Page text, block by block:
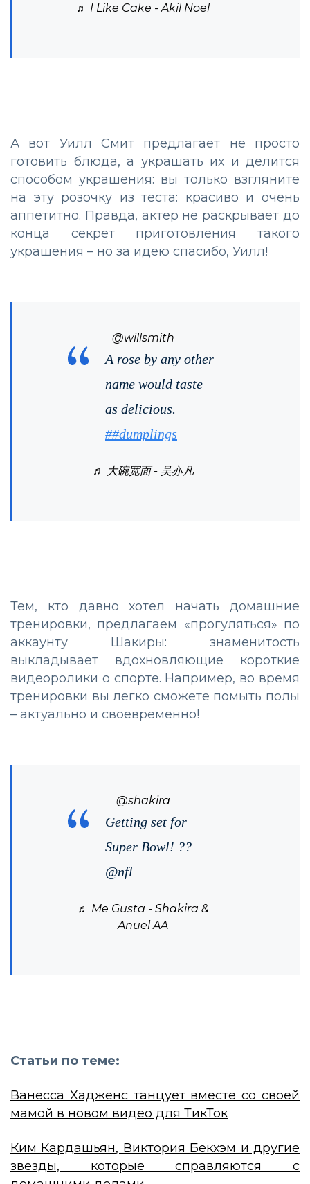
♬ I Like Cake - Akil Noel
А вот Уилл Смит предлагает не просто
готовить блюда, а украшать их и делится
способом украшения: вы только взгляните
на эту розочку из теста: красиво и очень
аппетитно. Правда, актер не раскрывает до
конца секрет приготовления такого
украшения – но за идею спасибо, Уилл!
@willsmith
A rose by any other
name would taste
as delicious.
##dumplings
♬ 大碗宽面 - 吴亦凡
Тем, кто давно хотел начать домашние
тренировки, предлагаем «прогуляться» по
аккаунту Шакиры: знаменитость
выкладывает вдохновляющие короткие
видеоролики о спорте. Например, во время
тренировки вы легко сможете помыть полы
– актуально и своевременно!
@shakira
Getting set for
Super Bowl! ??
@nfl
♬ Me Gusta - Shakira &
Anuel AA
Статьи по теме:
Ванесса Хадженс танцует вместе со своей
мамой в новом видео для ТикТок
Ким Кардашьян, Виктория Бекхэм и другие
звезды, которые справляются с